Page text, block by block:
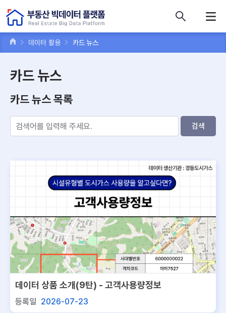
데이터 활용 카드 뉴스
카드 뉴스
카드 뉴스 목록
검색
데이터 상품 소개(9탄) - 고객사용량정보
등록일 2026-07-23